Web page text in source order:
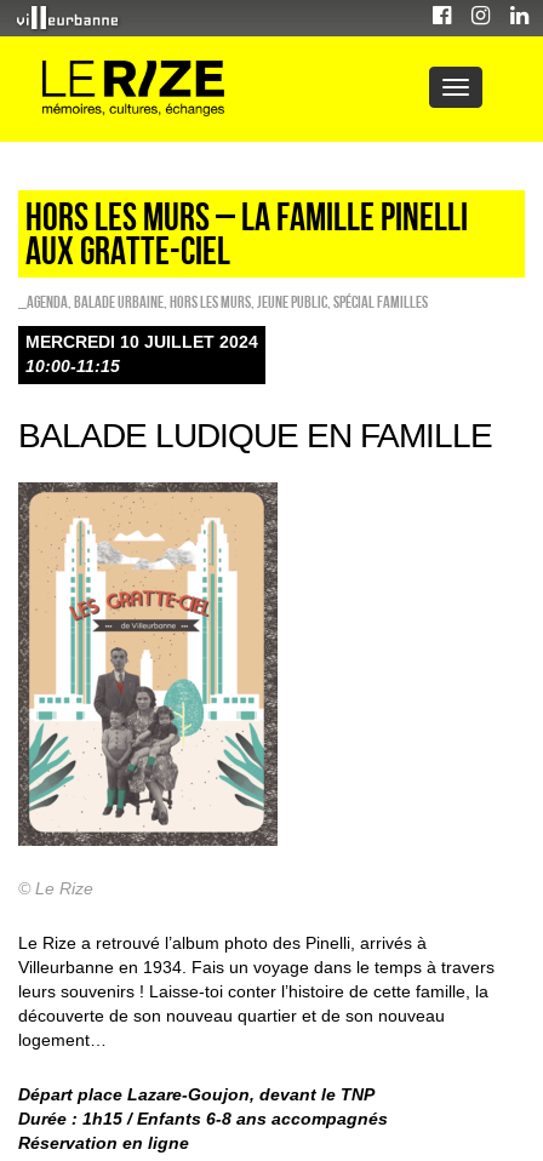
HORS LES MURS – LA FAMILLE PINELLI
AUX GRATTE-CIEL
_Agenda Balade urbaine HORS LES MURS Jeune public Spécial familles
MERCREDI 10 JUILLET 2024
10:00-11:15
BALADE LUDIQUE EN FAMILLE
© Le Rize
Le Rize a retrouvé l’album photo des Pinelli, arrivés à
Villeurbanne en 1934. Fais un voyage dans le temps à travers
leurs souvenirs ! Laisse-toi conter l’histoire de cette famille, la
découverte de son nouveau quartier et de son nouveau
logement…
Départ place Lazare-Goujon, devant le TNP
Durée : 1h15 / Enfants 6-8 ans accompagnés
Réservation en ligne